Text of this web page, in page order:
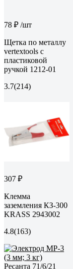
78 ₽ /шт
Щетка по металлу
vertextools с
пластиковой
ручкой 1212-01
3.7(214)
307 ₽
Клемма
заземления КЗ-300
KRASS 2943002
4.8(163)